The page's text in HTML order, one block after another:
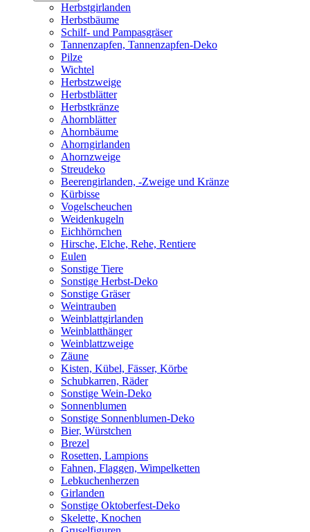
Herbstgirlanden
Herbstbäume
Schilf- und Pampasgräser
Tannenzapfen, Tannenzapfen-Deko
Pilze
Wichtel
Herbstzweige
Herbstblätter
Herbstkränze
Ahornblätter
Ahornbäume
Ahorngirlanden
Ahornzweige
Streudeko
Beerengirlanden, -Zweige und Kränze
Kürbisse
Vogelscheuchen
Weidenkugeln
Eichhörnchen
Hirsche, Elche, Rehe, Rentiere
Eulen
Sonstige Tiere
Sonstige Herbst-Deko
Sonstige Gräser
Weintrauben
Weinblattgirlanden
Weinblatthänger
Weinblattzweige
Zäune
Kisten, Kübel, Fässer, Körbe
Schubkarren, Räder
Sonstige Wein-Deko
Sonnenblumen
Sonstige Sonnenblumen-Deko
Bier, Würstchen
Brezel
Rosetten, Lampions
Fahnen, Flaggen, Wimpelketten
Lebkuchenherzen
Girlanden
Sonstige Oktoberfest-Deko
Skelette, Knochen